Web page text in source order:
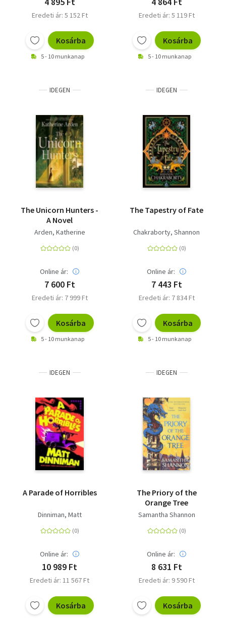
Eredeti ár: 5 152 Ft
Kosárba
5 - 10 munkanap
Eredeti ár: 5 119 Ft
Kosárba
5 - 10 munkanap
IDEGEN
The Unicorn Hunters -
A Novel
Arden, Katherine
Online ár:
7 600 Ft
Eredeti ár: 7 999 Ft
Kosárba
5 - 10 munkanap
IDEGEN
The Tapestry of Fate
Chakraborty, Shannon
Online ár:
7 443 Ft
Eredeti ár: 7 834 Ft
Kosárba
5 - 10 munkanap
IDEGEN
A Parade of Horribles
Dinniman, Matt
Online ár:
10 989 Ft
Eredeti ár: 11 567 Ft
Kosárba
IDEGEN
The Priory of the
Orange Tree
Samantha Shannon
Online ár:
8 631 Ft
Eredeti ár: 9 590 Ft
Kosárba